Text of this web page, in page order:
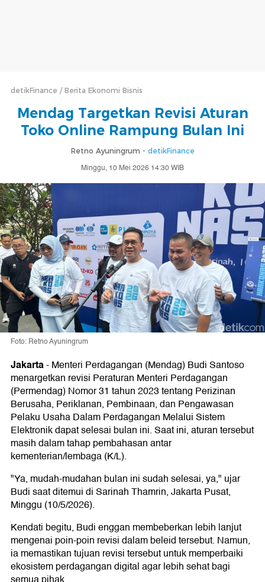
detikFinance Berita Ekonomi Bisnis
Mendag Targetkan Revisi Aturan
Toko Online Rampung Bulan Ini
Retno Ayuningrum - detikFinance
Minggu, 10 Mei 2026 14:30 WIB
Foto: Retno Ayuningrum
Jakarta-Menteri Perdagangan (Mendag) Budi Santoso
menargetkan revisi Peraturan Menteri Perdagangan
(Permendag) Nomor 31 tahun 2023 tentang Perizinan
Berusaha, Periklanan, Pembinaan, dan Pengawasan
Pelaku Usaha Dalam Perdagangan Melalui Sistem
Elektronik dapat selesai bulan ini. Saat ini, aturan tersebut
masih dalam tahap pembahasan antar
kementerian/lembaga (K/L).
"Ya, mudah-mudahan bulan ini sudah selesai, ya," ujar
Budi saat ditemui di Sarinah Thamrin, Jakarta Pusat,
Minggu (10/5/2026).
Kendati begitu, Budi enggan membeberkan lebih lanjut
mengenai poin-poin revisi dalam beleid tersebut. Namun,
ia memastikan tujuan revisi tersebut untuk memperbaiki
ekosistem perdagangan digital agar lebih sehat bagi